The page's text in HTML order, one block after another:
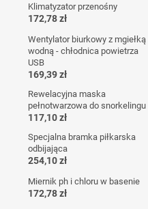
Klimatyzator przenośny
172,78 zł
Wentylator biurkowy z mgiełką
wodną - chłodnica powietrza
USB
169,39 zł
Rewelacyjna maska ​​
pełnotwarzowa do snorkelingu
117,10 zł
Specjalna bramka piłkarska
odbijająca
254,10 zł
Miernik ph i chloru w basenie
172,78 zł